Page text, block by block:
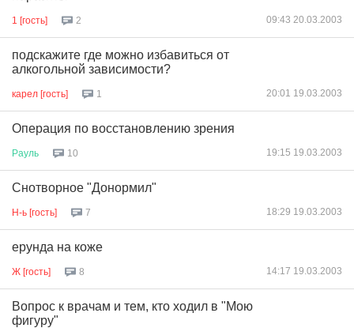
1 [гость] 2 09:43 20.03.2003
подскажите где можно избавиться от
алкогольной зависимости?
карел [гость] 1 20:01 19.03.2003
Операция по восстановлению зрения
Рауль 10 19:15 19.03.2003
Снотворное "Донормил"
Н-ь [гость] 7 18:29 19.03.2003
ерунда на коже
Ж [гость] 8 14:17 19.03.2003
Вопрос к врачам и тем, кто ходил в "Мою
фигуру"